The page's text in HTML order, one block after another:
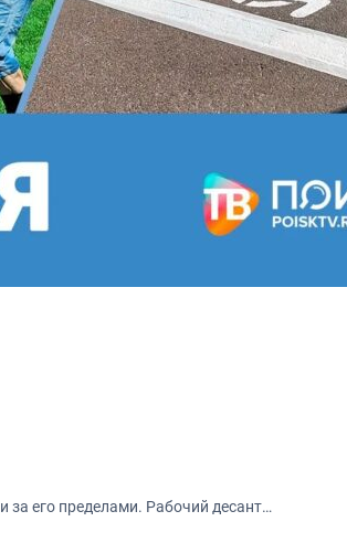
за его пределами. Рабочий десант…